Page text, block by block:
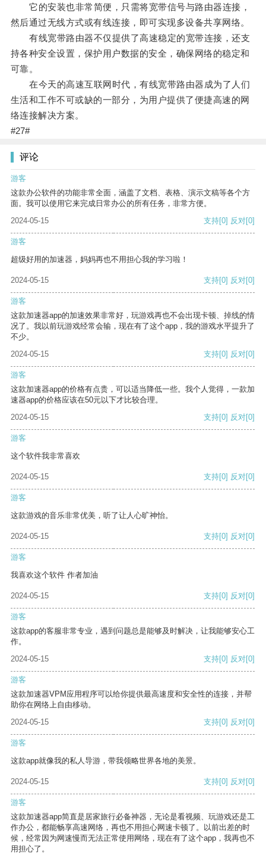
它的安装也非常简便，只需将宽带信号与路由器连接，
然后通过无线方式或有线连接，即可实现多设备共享网络。
有线宽带路由器不仅提供了高速稳定的宽带连接，还支
持各种安全设置，保护用户数据的安全，确保网络的稳定和
可靠。
在今天的高速互联网时代，有线宽带路由器成为了人们
生活和工作不可或缺的一部分，为用户提供了便捷高速的网
络连接解决方案。
#27#
评论
游客
这款办公软件的功能非常全面，涵盖了文档、表格、演示文稿等各个方
面。我可以使用它来完成日常办公的所有任务，非常方便。
2024-05-15
支持[0] 反对[0]
游客
超级好用的加速器，妈妈再也不用担心我的学习啦！
2024-05-15 支持[0] 反对[0]
游客
这款加速器app的加速效果非常好，玩游戏再也不会出现卡顿、掉线的情
况了。我以前玩游戏经常会输，现在有了这个app，我的游戏水平提升了
不少。
2024-05-15
支持[0] 反对[0]
游客
这款加速器app的价格有点贵，可以适当降低一些。我个人觉得，一款加
速器app的价格应该在50元以下才比较合理。
2024-05-15
支持[0] 反对[0]
游客
这个软件我非常喜欢
2024-05-15 支持[0] 反对[0]
游客
这款游戏的音乐非常优美，听了让人心旷神怡。
2024-05-15 支持[0] 反对[0]
游客
我喜欢这个软件 作者加油
2024-05-15 支持[0] 反对[0]
游客
这款app的客服非常专业，遇到问题总是能够及时解决，让我能够安心工
作。
2024-05-15
支持[0] 反对[0]
游客
这款加速器VPM应用程序可以给你提供最高速度和安全性的连接，并帮
助你在网络上自由移动。
2024-05-15
支持[0] 反对[0]
游客
这款app就像我的私人导游，带我领略世界各地的美景。
2024-05-15 支持[0] 反对[0]
游客
这款加速器app简直是居家旅行必备神器，无论是看视频、玩游戏还是工
作办公，都能畅享高速网络，再也不用担心网速卡顿了。以前出差的时
候，经常因为网速慢而无法正常使用网络，现在有了这个app，我再也不
用担心了。